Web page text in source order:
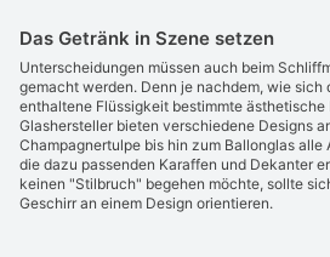
Das Getränk in Szene setzen
Unterscheidungen müssen auch beim
gemacht werden. Denn je nachdem, wie sich
enthaltene Flüssigkeit bestimmte ästhetische
Glashersteller bieten verschiedene Designs
Champagnertulpe bis hin zum Ballonglas
die dazu passenden Karaffen und Dekanter
keinen "Stilbruch" begehen möchte, sollte
Geschirr an einem Design orientieren.